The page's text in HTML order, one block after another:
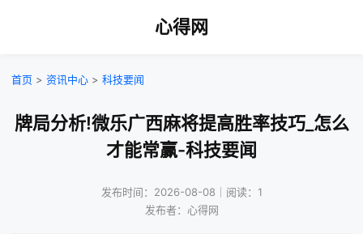
心得网
首页 > 资讯中心 > 科技要闻
牌局分析!微乐广西麻将提高胜率技巧_怎么
才能常赢-科技要闻
发布时间：2026-08-08｜阅读：1
发布者：心得网